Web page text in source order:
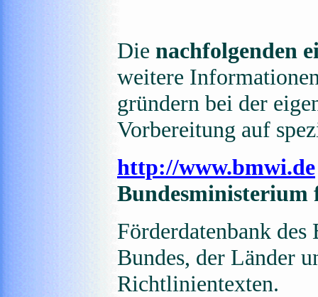
Die nachfolgenden
weitere
gründern bei der
Vorbereitung auf
http://www.bmwi.de
Bundesministerium
Förderdatenbank
Bundes, der Länder
Richtlinientexten.